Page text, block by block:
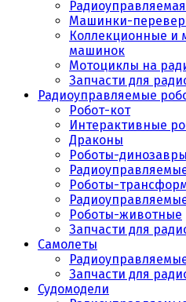
Машинки-
Коллекционные и
машинок
Мотоциклы на
Запчасти для
Радиоуправляемые
Робот-кот
Интерактивные
Драконы
Роботы-динозавры
Роботы-
Роботы-животные
Запчасти для
Самолеты
Запчасти для
Судомодели